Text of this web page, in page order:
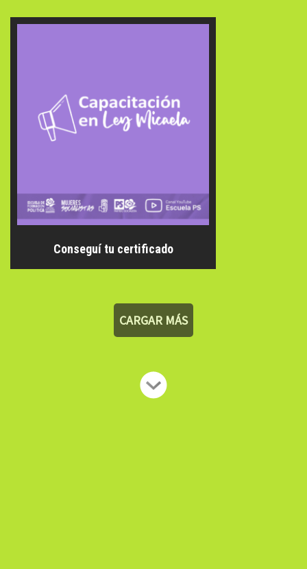
Conseguí tu certificado
CARGAR MÁS